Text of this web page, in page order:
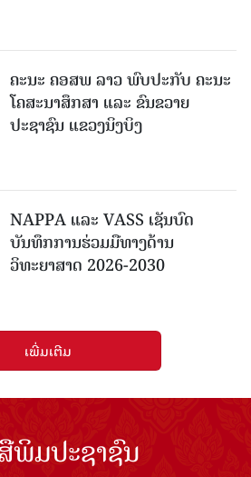
ຄະນະ ຄອສພ ລາວ ພົບປະກັບ ຄະນະ
ໂຄສະນາສຶກສາ ແລະ ຂົນຂວາຍ
ປະຊາຊົນ ແຂວງນິງບິງ
NAPPA ແລະ VASS ເຊັນບົດ
ບັນທຶກການຮ່ວມມືທາງດ້ານ
ວິທະຍາສາດ 2026-2030
ເພີ່ມເຕີມ
ມປະຊາຊົນ